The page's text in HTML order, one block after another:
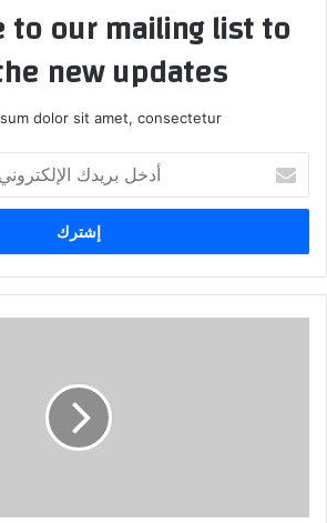
to our mailing list to
new updates!
dolor sit amet, consectetur.
بريدك
الإلكتروني